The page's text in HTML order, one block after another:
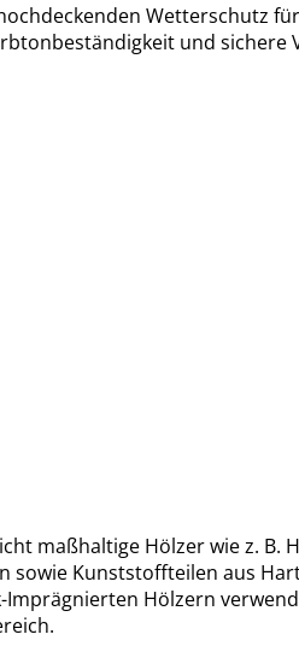
Wetterschutz
und
maßhaltige Hölzer wie z. B.
Kunststoffteilen aus
Hölzern